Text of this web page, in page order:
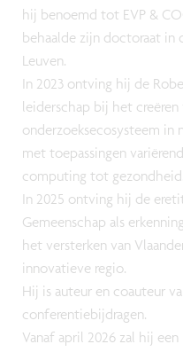
hij benoemd tot EVP &
behaalde zijn doctoraat in
Leuven.
In 2023 ontving hij de
leiderschap bij het
onderzoeksecosysteem
met toepassingen
computing tot gezondheid.
In 2025 ontving hij de
Gemeenschap als
het versterken van
innovatieve regio.
Hij is auteur en coauteur
conferentiebijdragen.
Vanaf april 2026 zal hij